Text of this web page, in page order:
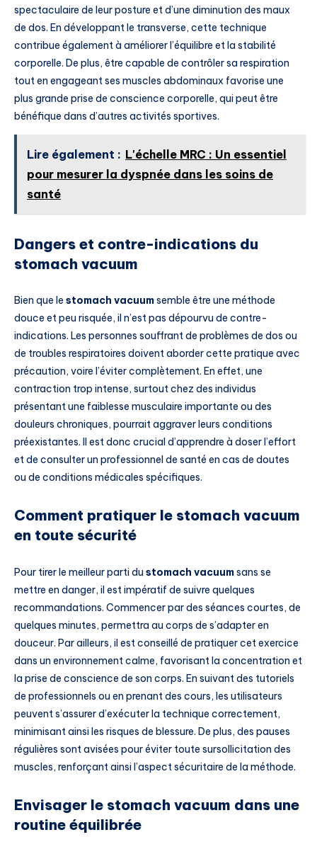
spectaculaire de leur posture et d’une diminution des maux
de dos. En développant le transverse, cette technique
contribue également à améliorer l’équilibre et la stabilité
corporelle. De plus, être capable de contrôler sa respiration
tout en engageant ses muscles abdominaux favorise une
plus grande prise de conscience corporelle, qui peut être
bénéfique dans d’autres activités sportives.
Lire également : L'échelle MRC : Un essentiel
pour mesurer la dyspnée dans les soins de
santé
Dangers et contre-indications du
stomach vacuum
Bien que le stomach vacuumsemble être une méthode
douce et peu risquée, il n’est pas dépourvu de contre-
indications. Les personnes souffrant de problèmes de dos ou
de troubles respiratoires doivent aborder cette pratique avec
précaution, voire l’éviter complètement. En effet, une
contraction trop intense, surtout chez des individus
présentant une faiblesse musculaire importante ou des
douleurs chroniques, pourrait aggraver leurs conditions
préexistantes. Il est donc crucial d’apprendre à doser l’effort
et de consulter un professionnel de santé en cas de doutes
ou de conditions médicales spécifiques.
Comment pratiquer le stomach vacuum
en toute sécurité
Pour tirer le meilleur parti du stomach vacuumsans se
mettre en danger, il est impératif de suivre quelques
recommandations. Commencer par des séances courtes, de
quelques minutes, permettra au corps de s’adapter en
douceur. Par ailleurs, il est conseillé de pratiquer cet exercice
dans un environnement calme, favorisant la concentration et
la prise de conscience de son corps. En suivant des tutoriels
de professionnels ou en prenant des cours, les utilisateurs
peuvent s’assurer d’exécuter la technique correctement,
minimisant ainsi les risques de blessure. De plus, des pauses
régulières sont avisées pour éviter toute sursollicitation des
muscles, renforçant ainsi l’aspect sécuritaire de la méthode.
Envisager le stomach vacuum dans une
routine équilibrée